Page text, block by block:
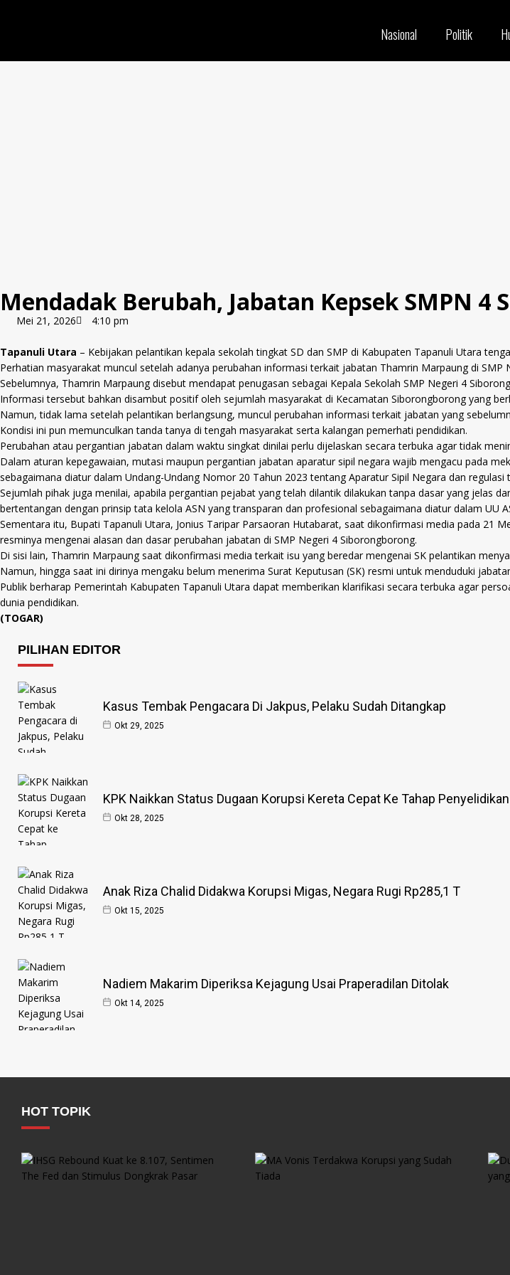
Nasional Politik
Mendadak Berubah, Jabatan Kepsek SMPN 4
Mei 21, 2026 4:10 pm
​Tapanuli Utara – Kebijakan pelantikan kepala sekolah tingkat SD dan SMP di Kabupaten Tapanuli Utara
​Perhatian masyarakat muncul setelah adanya perubahan informasi terkait jabatan Thamrin Marpaung di
​Sebelumnya, Thamrin Marpaung disebut mendapat penugasan sebagai Kepala Sekolah SMP Negeri 4
​Informasi tersebut bahkan disambut positif oleh sejumlah masyarakat di Kecamatan Siborongborong yang
​Namun, tidak lama setelah pelantikan berlangsung, muncul perubahan informasi terkait jabatan yang
​Kondisi ini pun memunculkan tanda tanya di tengah masyarakat serta kalangan pemerhati pendidikan.
​Perubahan atau pergantian jabatan dalam waktu singkat dinilai perlu dijelaskan secara terbuka agar tidak
​Dalam aturan kepegawaian, mutasi maupun pergantian jabatan aparatur sipil negara wajib mengacu pada
sebagaimana diatur dalam Undang-Undang Nomor 20 Tahun 2023 tentang Aparatur Sipil Negara dan regulasi
​Sejumlah pihak juga menilai, apabila pergantian pejabat yang telah dilantik dilakukan tanpa dasar yang jelas
bertentangan dengan prinsip tata kelola ASN yang transparan dan profesional sebagaimana diatur dalam UU
​Sementara itu, Bupati Tapanuli Utara, Jonius Taripar Parsaoran Hutabarat, saat dikonfirmasi media pada 21
resminya mengenai alasan dan dasar perubahan jabatan di SMP Negeri 4 Siborongborong.
​Di sisi lain, Thamrin Marpaung saat dikonfirmasi media terkait isu yang beredar mengenai SK pelantikan
​Namun, hingga saat ini dirinya mengaku belum menerima Surat Keputusan (SK) resmi untuk menduduki
​Publik berharap Pemerintah Kabupaten Tapanuli Utara dapat memberikan klarifikasi secara terbuka agar
dunia pendidikan.
​(TOGAR)
PILIHAN EDITOR
Kasus Tembak Pengacara Di Jakpus, Pelaku Sudah Ditangkap
Okt 29, 2025
KPK Naikkan Status Dugaan Korupsi Kereta Cepat Ke Tahap Penyelidikan
Okt 28, 2025
Anak Riza Chalid Didakwa Korupsi Migas, Negara Rugi Rp285,1 T
Okt 15, 2025
Nadiem Makarim Diperiksa Kejagung Usai Praperadilan Ditolak
Okt 14, 2025
HOT TOPIK